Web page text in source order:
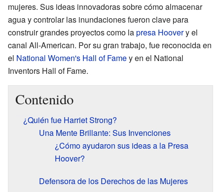
mujeres. Sus ideas innovadoras sobre cómo almacenar
agua y controlar las inundaciones fueron clave para
construir grandes proyectos como lapresa Hoovery el
canal All-American. Por su gran trabajo, fue reconocida en
el National Women's Hall of Famey en el National
Inventors Hall of Fame.
Contenido
¿Quién fue Harriet Strong?
Una Mente Brillante: Sus Invenciones
¿Cómo ayudaron sus ideas a la Presa
Hoover?
Defensora de los Derechos de las Mujeres